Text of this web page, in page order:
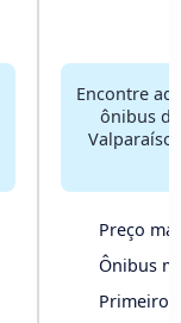
Encontre
ônibus
Valparaíso
Preço
Ônibus
Primeiro